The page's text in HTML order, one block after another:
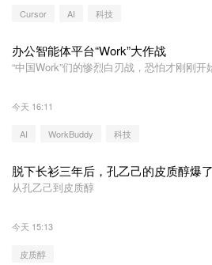
Cursor AI 科技
办公智能体平台“Work”大作战
“中国Work”们的惨烈白刃战，恐怕才刚刚开
今天 16:11
AI WorkBuddy 科技
脱下长衫三年后，孔乙己的皮质醇爆了
从孔乙己到皮质醇
今天 15:13
皮质醇